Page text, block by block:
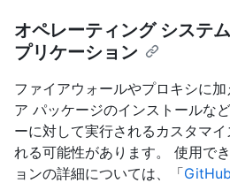
オペレーティング システ
プリケーション
ファイアウォールやプロキシに
ア パッケージのインストールな
ーに対して実行されるカスタマ
れる可能性があります。 使用で
ョンの詳細については、「